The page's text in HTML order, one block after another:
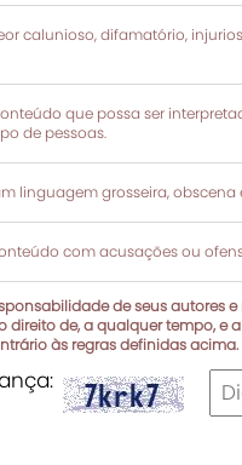
calunioso, difamatório,
que possa ser
de pessoas.
linguagem grosseira,
com acusações ou
de seus autores
direito de, a qualquer tempo,
às regras definidas acima.